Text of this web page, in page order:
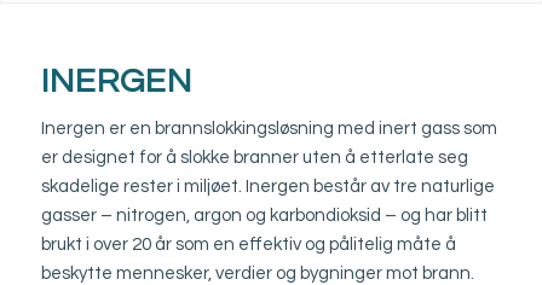
INERGEN
Inergen er en brannslokkingsløsning med inert gass som
er designet for å slokke branner uten å etterlate seg
skadelige rester i miljøet. Inergen består av tre naturlige
gasser – nitrogen, argon og karbondioksid – og har blitt
brukt i over 20 år som en effektiv og pålitelig måte å
beskytte mennesker, verdier og bygninger mot brann.